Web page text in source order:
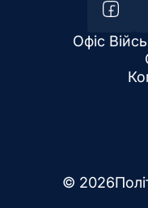
Офіс
© 2026